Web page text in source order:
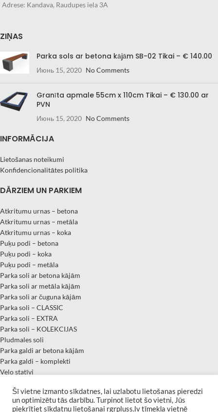
Adrese: Kandava, Raudupes iela 3A
ZIŅAS
Parka sols ar betona kājām SB-02 Tikai – € 140.00
Июнь 15, 2020 No Comments
Granīta apmale 55cm x 110cm Tikai – € 130.00 ar
PVN
Июнь 15, 2020 No Comments
INFORMĀCIJA
Lietošanas noteikumi
Konfidencionalitātes politika
DĀRZIEM UN PARKIEM
Atkritumu urnas – betona
Atkritumu urnas – metāla
Atkritumu urnas – koka
Puķu podi – betona
Puķu podi – koka
Puķu podi – metāla
Parka soli ar betona kājām
Parka soli ar metāla kājām
Parka soli ar čuguna kājām
Parka soli – CLASSIC
Parka soli – EXTRA
Parka soli – KOLEKCIJAS
Pludmales soli
Parka galdi ar betona kājām
Parka galdi – komplekti
Velo statīvi
IZSTRĀDĀJUMI KAPSĒTĀM
Šī vietne izmanto sīkdatnes, lai uzlabotu lietošanas pieredzi
un optimizētu tās darbību. Turpinot lietot šo vietni, Jūs
piekrītiet sīkdatņu lietošanai rgrpluss.lv tīmekļa vietnē